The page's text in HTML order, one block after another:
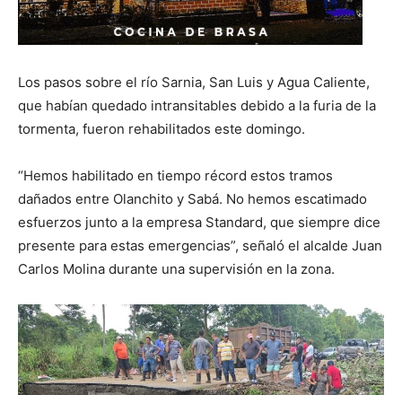
Los pasos sobre el río Sarnia, San Luis y Agua Caliente,
que habían quedado intransitables debido a la furia de la
tormenta, fueron rehabilitados este domingo.
“Hemos habilitado en tiempo récord estos tramos
dañados entre Olanchito y Sabá. No hemos escatimado
esfuerzos junto a la empresa Standard, que siempre dice
presente para estas emergencias”, señaló el alcalde Juan
Carlos Molina durante una supervisión en la zona.